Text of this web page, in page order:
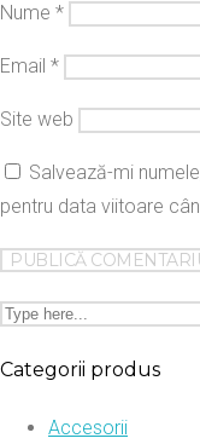
Nume *
Email *
Site web
Salvează-mi
pentru data viitoare
Categorii produs
Accesorii